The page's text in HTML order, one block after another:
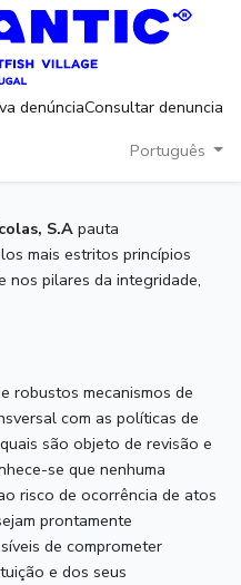
denúncia(current)
Consultar denuncia
Português
S.A pauta
mais estritos princípios
nos pilares da integridade,
robustos mecanismos de
com as políticas de
são objeto de revisão e
se que nenhuma
risco de ocorrência de atos
prontamente
de comprometer
e dos seus